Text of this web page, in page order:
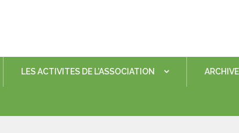
LES ACTIVITES DE L’ASSOCIATION